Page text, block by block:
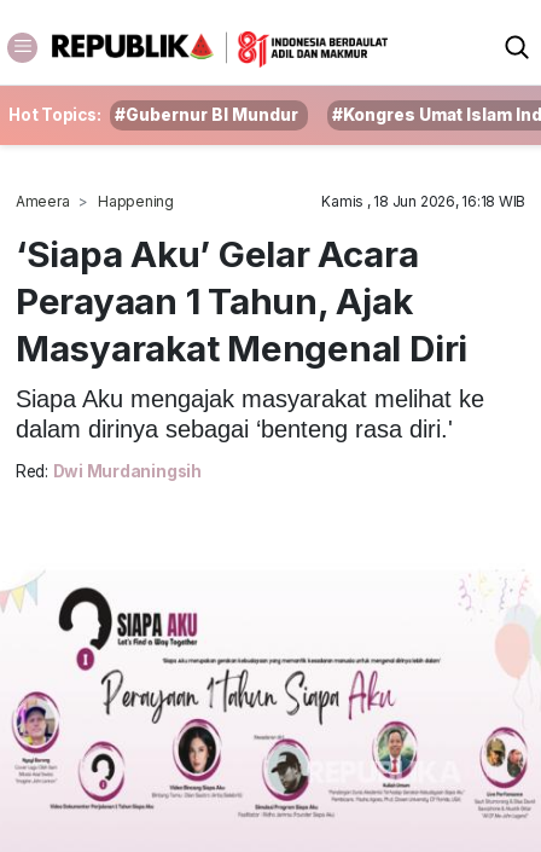
Hot Topics: #Gubernur BI Mundur #Kongres Umat Islam
Ameera Happening Kamis , 18 Jun 2026, 16:18 WIB
‘Siapa Aku’ Gelar Acara
Perayaan 1 Tahun, Ajak
Masyarakat Mengenal Diri
Siapa Aku mengajak masyarakat melihat ke
dalam dirinya sebagai ‘benteng rasa diri.'
Red: Dwi Murdaningsih